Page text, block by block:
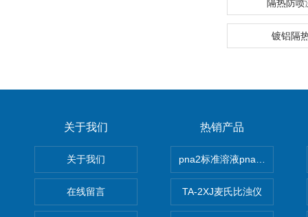
隔热防
镀铝隔
关于我们
关于我们
在线留言
热销产品
pna2标准溶液pna3 pna4
TA-2XJ麦氏比浊仪